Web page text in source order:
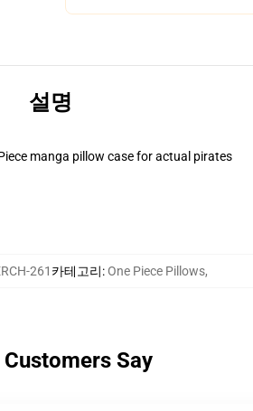
설명
manga pillow case for actual pirates
261 카테고리:One Piece Pillows,
Say